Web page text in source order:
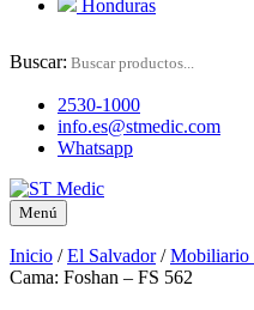
Honduras
Buscar:
2530-1000
info.es@stmedic.com
Whatsapp
Menú
Inicio /El Salvador/Mobiliario
Cama: Foshan – FS 562